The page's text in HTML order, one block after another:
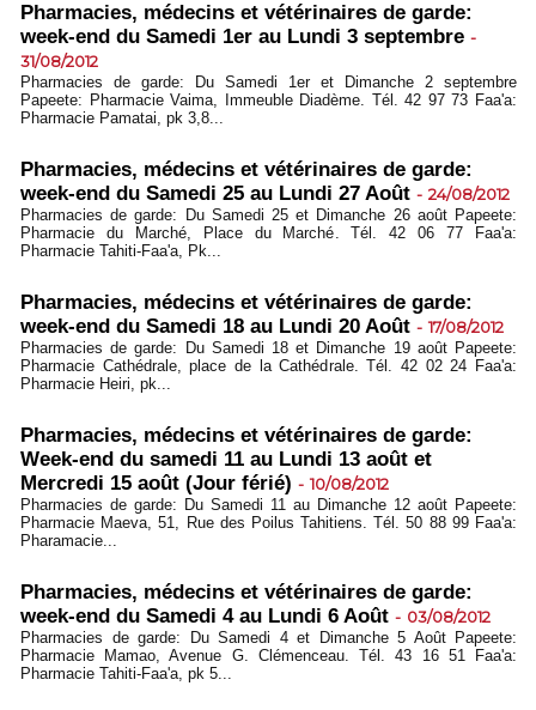
Pharmacies, médecins et vétérinaires de garde:
week-end du Samedi 1er au Lundi 3 septembre -
31/08/2012
Pharmacies de garde: Du Samedi 1er et Dimanche 2 septembre
Papeete: Pharmacie Vaima, Immeuble Diadème. Tél. 42 97 73 Faa'a:
Pharmacie Pamatai, pk 3,8...
Pharmacies, médecins et vétérinaires de garde:
week-end du Samedi 25 au Lundi 27 Août - 24/08/2012
Pharmacies de garde: Du Samedi 25 et Dimanche 26 août Papeete:
Pharmacie du Marché, Place du Marché. Tél. 42 06 77 Faa'a:
Pharmacie Tahiti-Faa'a, Pk...
Pharmacies, médecins et vétérinaires de garde:
week-end du Samedi 18 au Lundi 20 Août - 17/08/2012
Pharmacies de garde: Du Samedi 18 et Dimanche 19 août Papeete:
Pharmacie Cathédrale, place de la Cathédrale. Tél. 42 02 24 Faa'a:
Pharmacie Heiri, pk...
Pharmacies, médecins et vétérinaires de garde:
Week-end du samedi 11 au Lundi 13 août et
Mercredi 15 août (Jour férié) - 10/08/2012
Pharmacies de garde: Du Samedi 11 au Dimanche 12 août Papeete:
Pharmacie Maeva, 51, Rue des Poilus Tahitiens. Tél. 50 88 99 Faa'a:
Pharamacie...
Pharmacies, médecins et vétérinaires de garde:
week-end du Samedi 4 au Lundi 6 Août - 03/08/2012
Pharmacies de garde: Du Samedi 4 et Dimanche 5 Août Papeete:
Pharmacie Mamao, Avenue G. Clémenceau. Tél. 43 16 51 Faa'a:
Pharmacie Tahiti-Faa'a, pk 5...